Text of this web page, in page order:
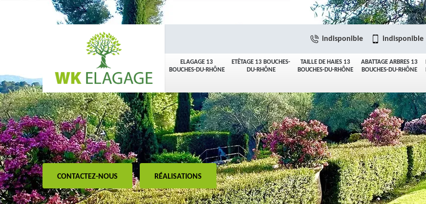
ELAGAGE 13
BOUCHES-DU-RHÔNE
ETÊTAGE 13 BOUCHES-
DU-RHÔNE
TAILLE DE HAIES 13
BOUCHES-DU-RHÔNE
ABATTAGE ARBRES 13
BOUCHES-DU-RHÔNE
indisponible indisponible
CONTACTEZ-NOUS RÉALISATIONS